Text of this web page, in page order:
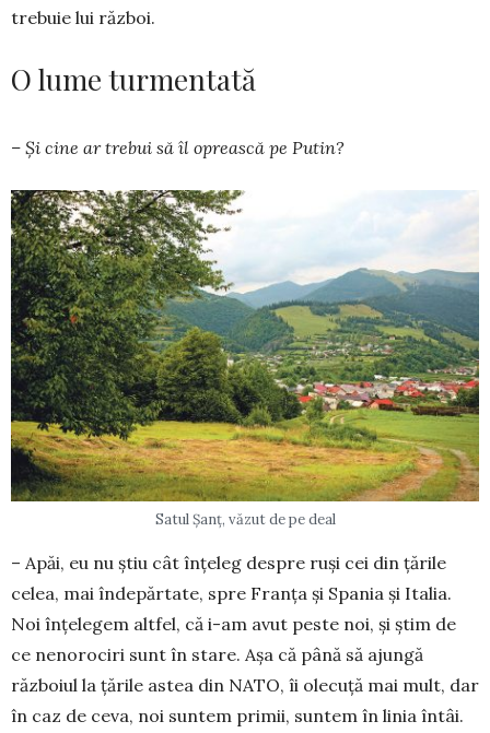
trebuie lui război.
O lume turmentată
– Și cine ar trebui să îl oprească pe Putin?
Satul Șanț, văzut de pe deal
– Apăi, eu nu știu cât înțeleg despre ruși cei din țările
celea, mai îndepărtate, spre Franța și Spania și Italia.
Noi înțelegem altfel, că i-am avut peste noi, și știm de
ce nenorociri sunt în stare. Așa că până să ajungă
războiul la țările astea din NATO, îi olecuță mai mult, dar
în caz de ceva, noi suntem primii, suntem în linia întâi.